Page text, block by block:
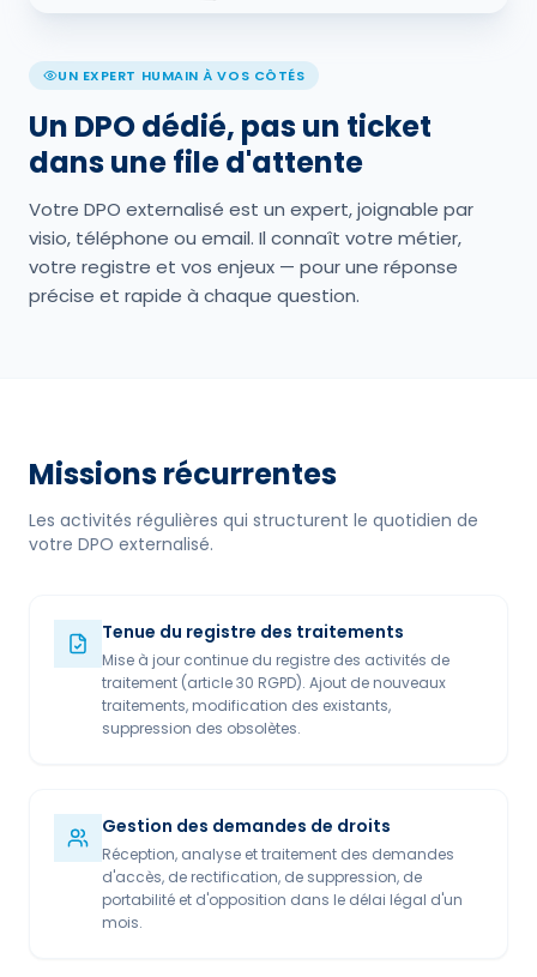
UN EXPERT HUMAIN À VOS CÔTÉS
Un DPO dédié, pas un ticket
dans une file d'attente
Votre DPO externalisé est un expert, joignable par
visio, téléphone ou email. Il connaît votre métier,
votre registre et vos enjeux — pour une réponse
précise et rapide à chaque question.
Missions récurrentes
Les activités régulières qui structurent le quotidien de
votre DPO externalisé.
Tenue du registre des traitements
Mise à jour continue du registre des activités de
traitement (article 30 RGPD). Ajout de nouveaux
traitements, modification des existants,
suppression des obsolètes.
Gestion des demandes de droits
Réception, analyse et traitement des demandes
d'accès, de rectification, de suppression, de
portabilité et d'opposition dans le délai légal d'un
mois.